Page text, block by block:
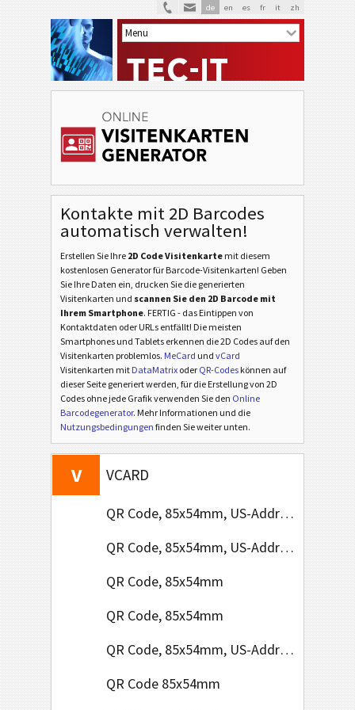
de en es fr it zh
Kontakte mit 2D Barcodes
automatisch verwalten!
Erstellen Sie Ihre 2D Code Visitenkarte mit diesem
kostenlosen Generator für Barcode-Visitenkarten! Geben
Sie Ihre Daten ein, drucken Sie die generierten
Visitenkarten und scannen Sie den 2D Barcode mit
Ihrem Smartphone. FERTIG - das Eintippen von
Kontaktdaten oder URLs entfällt! Die meisten
Smartphones und Tablets erkennen die 2D Codes auf den
Visitenkarten problemlos. MeCard und vCard
Visitenkarten mit DataMatrix oder QR-Codes können auf
dieser Seite generiert werden, für die Erstellung von 2D
Codes ohne jede Grafik verwenden Sie den Online
Barcodegenerator. Mehr Informationen und die
Nutzungsbedingungen finden Sie weiter unten.
V VCARD
QR Code, 85x54mm, US-Address Format
QR Code, 85x54mm, US-Address Format
QR Code, 85x54mm
QR Code, 85x54mm
QR Code, 85x54mm, US-Address Format
QR Code 85x54mm